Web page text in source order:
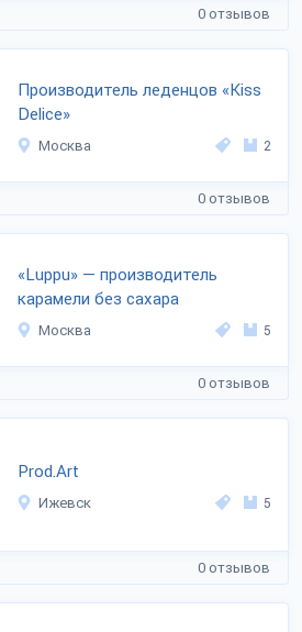
0 отзывов
Производитель леденцов «Kiss
Delice»
Москва 2
0 отзывов
«Luppu» — производитель
карамели без сахара
Москва 5
0 отзывов
Prod.Art
Ижевск 5
0 отзывов